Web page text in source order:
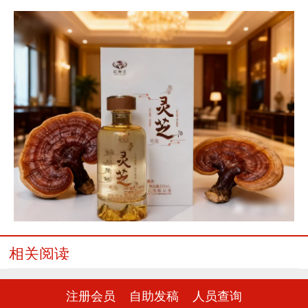
相关阅读
注册会员 自助发稿 人员查询